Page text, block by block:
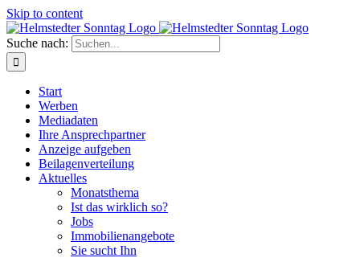
Skip to content
Suche nach:
Start
Werben
Mediadaten
Ihre Ansprechpartner
Anzeige aufgeben
Beilagenverteilung
Aktuelles
Monatsthema
Ist das wirklich so?
Jobs
Immobilienangebote
Sie sucht Ihn